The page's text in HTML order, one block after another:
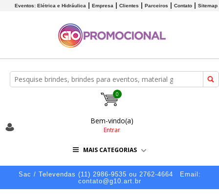
Eventos: Elétrica e Hidráulica Empresa Clientes Parceiros Contato Sitemap
0
Bem-vindo(a)
Entrar
MAIS CATEGORIAS
Sac / Televendas (11) 2986-9535 ou 2762-4664
Email:
contato@g10.art.br